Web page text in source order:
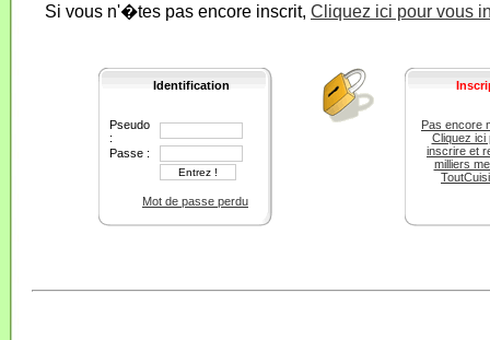
Si vous n'�tes pas encore inscrit, Cliquez ici pour vous
Identification
Pseudo
:
Passe :
Mot de passe perdu
Pas encore
Cliquez ici
inscrire et
milliers